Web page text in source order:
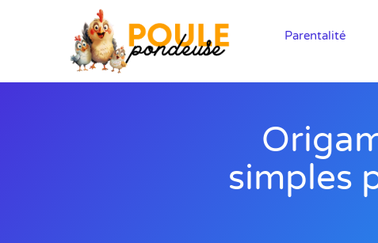
Parentalité
simples